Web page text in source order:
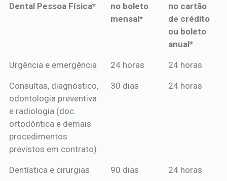
Dental Pessoa Física*
no boleto
mensal*
no cartão
de crédito
ou boleto
anual*
*Procedimentos Amil
*Pagamento
mensal*
*Pagamento
de crédito
Urgência e emergência 24 horas 24 horas
Consultas, diagnóstico,
odontologia preventiva
e radiologia (doc.
ortodôntica e demais
procedimentos
previstos em contrato)
30 dias 24 horas
Dentística e cirurgias 90 dias 24 horas